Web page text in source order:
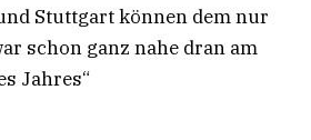
Stuttgart können dem nur
schon ganz nahe dran am
Jahres“